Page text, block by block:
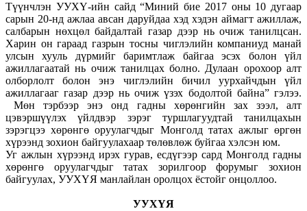
Түүнчлэн УУХҮ-ийн сайд “Миний бие 2017 оны 10 дугаар
сарын 20-нд ажлаа авсан даруйдаа хэд хэдэн аймагт ажиллаж,
салбарын нөхцөл байдалтай газар дээр нь очиж танилцсан.
Харин он гараад газрын тосны чиглэлийн компаниуд манай
улсын хууль дүрмийг баримтлаж байгаа эсэх болон үйл
ажиллагаатай нь очиж танилцах болно. Дулаан орохоор алт
олборлолт болон энэ чиглэлийн бичил уурхайчдын үйл
ажиллагааг газар дээр нь очиж үзэх бодолтой байна” гэлээ.
Мөн тэрбээр энэ онд гадны хөрөнгийн зах зээл, алт
цэвэршүүлэх үйлдвэр зэрэг туршлагуудтай танилцахын
зэрэгцээ хөрөнгө оруулагчдыг Монголд татах ажлыг өргөн
хүрээнд зохион байгуулахаар төлөвлөж буйгаа хэлсэн юм.
Уг ажлын хүрээнд ирэх гурав, есдүгээр сард Монголд гадны
хөрөнгө оруулагчдыг татах зорилгоор форумыг зохион
байгуулах, УУХҮЯ манлайлан оролцох ёстойг онцоллоо.
УУХҮЯ